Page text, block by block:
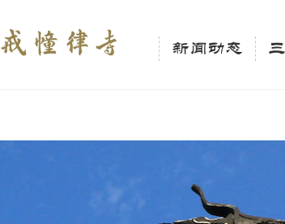
$keywords = single_tag_title('', false);
新闻动态